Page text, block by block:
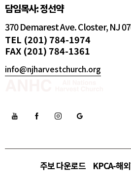
담임목사: 정선약
370 Demarest Ave. Closter, NJ
TEL (201) 784-1974
FAX (201) 784-1361
info@njharvestchurch.org
주보 다운로드 KPCA-해